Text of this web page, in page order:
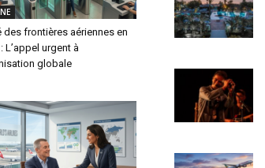
des frontières aériennes en
L’appel urgent à
globale